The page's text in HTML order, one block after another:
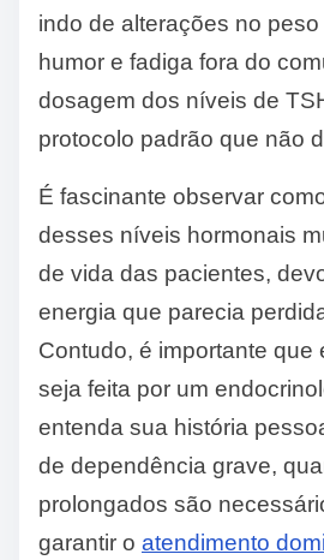
indo de alterações no
humor e fadiga fora do
dosagem dos níveis de
protocolo padrão que não
É fascinante observar
desses níveis hormonais
de vida das pacientes,
energia que parecia
Contudo, é importante que
seja feita por um
entenda sua história
de dependência grave,
prolongados são
garantir o atendimento